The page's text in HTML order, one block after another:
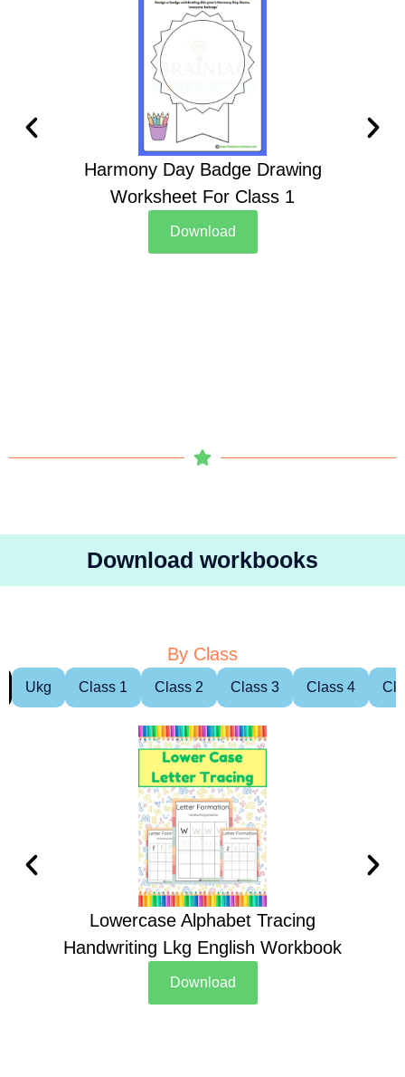
Harmony Day Badge Drawing
Worksheet For Class 1
Download
Download workbooks
By Class
Ukg Class 1 Class 2 Class 3 Class 4
Lowercase Alphabet Tracing
Handwriting Lkg English Workbook
Download